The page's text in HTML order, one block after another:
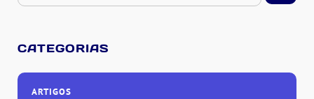
CATEGORIAS
ARTIGOS